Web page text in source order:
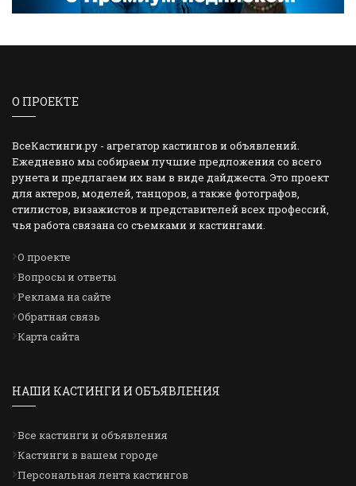
О ПРОЕКТЕ
ВсеКастинги.ру - агрегатор кастингов и объявлений.
Ежедневно мы собираем лучшие предложения со всего
рунета и предлагаем их вам в виде дайджеста. Это проект
для актеров, моделей, танцоров, а также фотографов,
стилистов, визажистов и представителей всех профессий,
чья работа связана со съемками и кастингами.
О проекте
Вопросы и ответы
Реклама на сайте
Обратная связь
Карта сайта
НАШИ КАСТИНГИ И ОБЪЯВЛЕНИЯ
Все кастинги и объявления
Кастинги в вашем городе
Персональная лента кастингов